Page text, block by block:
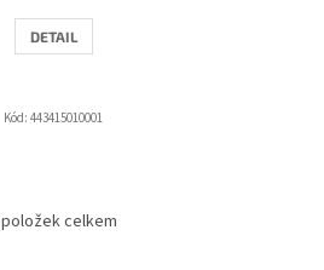
DETAIL
Kód: 443415010001
O
položek celkem